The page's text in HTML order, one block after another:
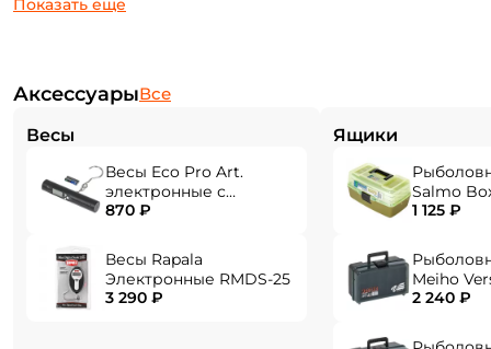
Эстетичный дизайн удилища в сочетании с
АксессуарыВсе
Весы
Весы Eco Pro Art.
электронные с
фонарем EPHN-40
870 ₽
Весы Rapala
Электронные RMDS-25
3 290 ₽
Ящики
Salmo
1 125 ₽
Meiho
2 240 ₽
Создать аккаунт
ФИО: *